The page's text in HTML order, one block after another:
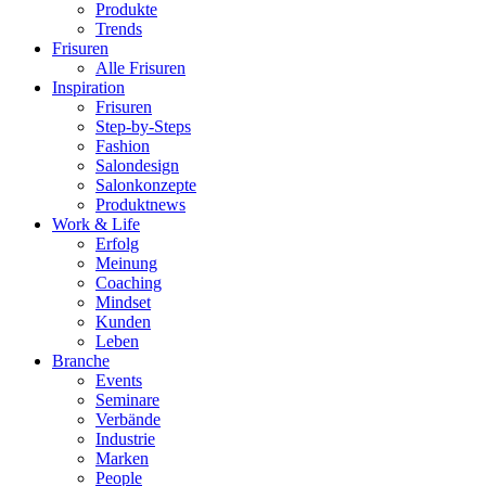
Produkte
Trends
Frisuren
Alle Frisuren
Inspiration
Frisuren
Step-by-Steps
Fashion
Salondesign
Salonkonzepte
Produktnews
Work & Life
Erfolg
Meinung
Coaching
Mindset
Kunden
Leben
Branche
Events
Seminare
Verbände
Industrie
Marken
People